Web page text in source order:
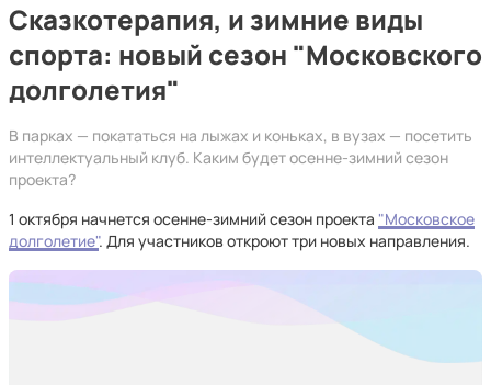
Сказкотерапия, и зимние виды
спорта: новый сезон "Московского
долголетия"
В парках — покататься на лыжах и коньках, в вузах — посетить
интеллектуальный клуб. Каким будет осенне-зимний сезон
проекта?
1 октября начнется осенне-зимний сезон проекта "Московское
долголетие". Для участников откроют три новых направления.